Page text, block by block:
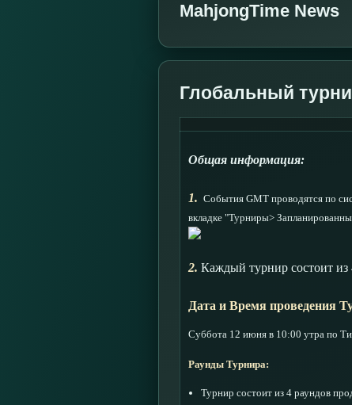
MahjongTime News
Глобальный
Общая информация:
1. События GMT проводятся по
вкладке "Турниры>
2. Каждый турнир состоит
Дата и Время проведения
Суббота 12 июня в 10:00 утра по
Раунды Турнира:
Турнир состоит из 4 раундов